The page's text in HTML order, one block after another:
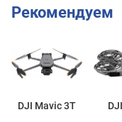
Рекомендуем
DJI Mavic 3T